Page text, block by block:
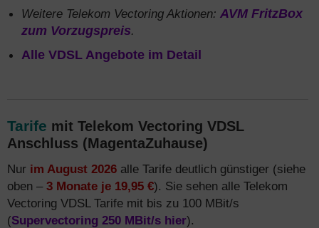
Weitere Telekom Vectoring Aktionen: AVM FritzBox
zum Vorzugspreis.
Alle VDSL Angebote im Detail
Tarife mit Telekom Vectoring VDSL
Anschluss (MagentaZuhause)
Nur im August 2026 alle Tarife deutlich günstiger (siehe
oben – 3 Monate je 19,95 €). Sie sehen alle Telekom
Vectoring VDSL Tarife mit bis zu 100 MBit/s
(Supervectoring 250 MBit/s hier).